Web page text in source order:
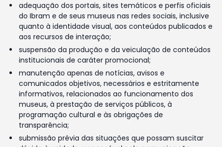
adequação dos portais, sites temáticos e perfis oficiais
do Ibram e de seus museus nas redes sociais, inclusive
quanto à identidade visual, aos conteúdos publicados e
aos recursos de interação;
suspensão da produção e da veiculação de conteúdos
institucionais de caráter promocional;
manutenção apenas de notícias, avisos e
comunicados objetivos, necessários e estritamente
informativos, relacionados ao funcionamento dos
museus, à prestação de serviços públicos, à
programação cultural e às obrigações de
transparência;
submissão prévia das situações que possam suscitar